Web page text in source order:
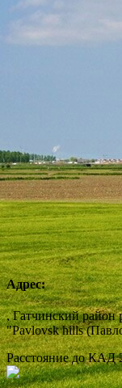
Адрес:
, Гатчинский район
"Pavlovsk hills
Расстояние до КАД